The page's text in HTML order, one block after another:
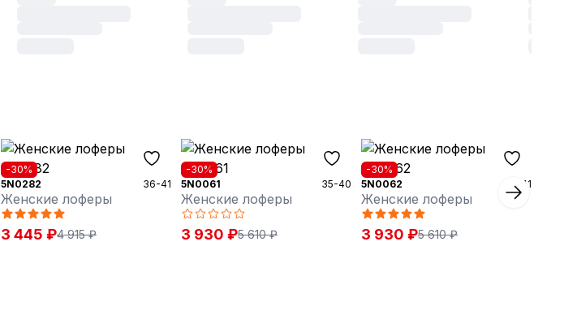
-30%
5N0282
36-41
Женские лоферы
3 445 ₽4 915 ₽
-30%
5N0061
35-40
Женские лоферы
3 930 ₽5 610 ₽
-30%
5N0062
35-41
Женские лоферы
3 930 ₽5 610 ₽